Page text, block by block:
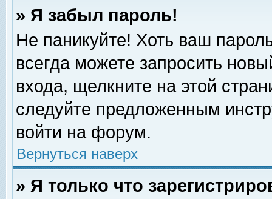
» Я забыл пароль!
Не паникуйте! Хоть ваш
всегда можете запросить
входа, щелкните на этой
следуйте предложенным
войти на форум.
Вернуться наверх
» Я только что